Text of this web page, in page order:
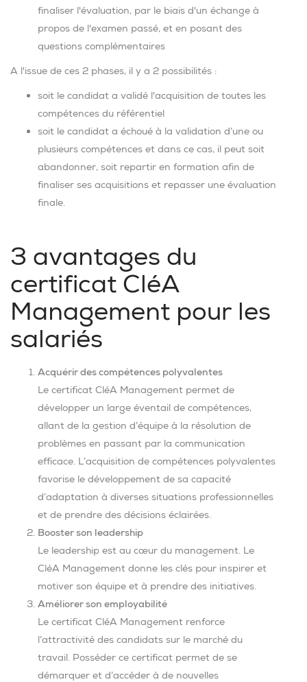
finaliser l'évaluation, par le biais d'un échange à
propos de l'examen passé, et en posant des
questions complémentaires
A l'issue de ces 2 phases, il y a 2 possibilités :
soit le candidat a validé l'acquisition de toutes les
compétences du référentiel
soit le candidat a échoué à la validation d’une ou
plusieurs compétences et dans ce cas, il peut soit
abandonner, soit repartir en formation afin de
finaliser ses acquisitions et repasser une évaluation
finale.
3 avantages du
certificat CléA
Management pour les
salariés
Acquérir des compétences polyvalentes
Le certificat CléA Management permet de
développer un large éventail de compétences,
allant de la gestion d’équipe à la résolution de
problèmes en passant par la communication
efficace. L’acquisition de compétences polyvalentes
favorise le développement de sa capacité
d’adaptation à diverses situations professionnelles
et de prendre des décisions éclairées.
Booster son leadership
Le leadership est au cœur du management. Le
CléA Management donne les clés pour inspirer et
motiver son équipe et à prendre des initiatives.
Améliorer son employabilité
Le certificat CléA Management renforce
l’attractivité des candidats sur le marché du
travail. Posséder ce certificat permet de se
démarquer et d’accéder à de nouvelles